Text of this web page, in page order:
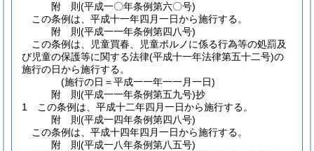
附 則(平成一〇年条例第六〇号)
この条例は、平成十一年四月一日から施行する。
附 則(平成一一年条例第四八号)
この条例は、児童買春、児童ポルノに係る行為等の処罰及
び児童の保護等に関する法律(平成十一年法律第五十二号)の
施行の日から施行する。
(施行の日＝平成一一年一一月一日)
附 則(平成一一年条例第五九号)抄
1
この条例は、平成十二年四月一日から施行する。
附 則(平成一四年条例第四八号)
この条例は、平成十四年四月一日から施行する。
附 則(平成一八年条例第八五号)